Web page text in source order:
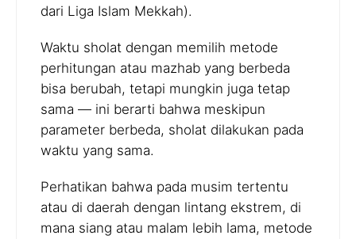
dari Liga Islam Mekkah).
Waktu sholat dengan memilih metode
perhitungan atau mazhab yang berbeda
bisa berubah, tetapi mungkin juga tetap
sama — ini berarti bahwa meskipun
parameter berbeda, sholat dilakukan pada
waktu yang sama.
Perhatikan bahwa pada musim tertentu
atau di daerah dengan lintang ekstrem, di
mana siang atau malam lebih lama, metode